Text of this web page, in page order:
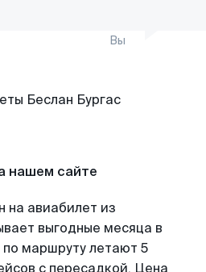
Вы
нашем сайте
на авиабилет из
выгодные месяца в
маршруту летают 5
с пересадкой. Цена